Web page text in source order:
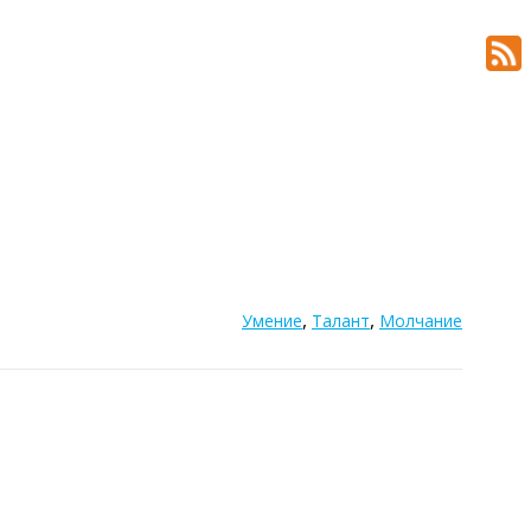
Умение, Талант, Молчание